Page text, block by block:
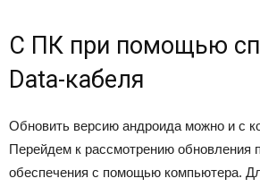
С ПК при помощью
Data-кабеля
Обновить версию андроида можно и с
Перейдем к рассмотрению обновления
обеспечения с помощью компьютера.